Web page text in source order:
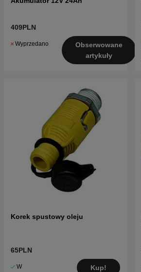
409PLN
Wyprzedano
Obserwowane
artykuły
Korek spustowy oleju
65PLN
W
Kup!